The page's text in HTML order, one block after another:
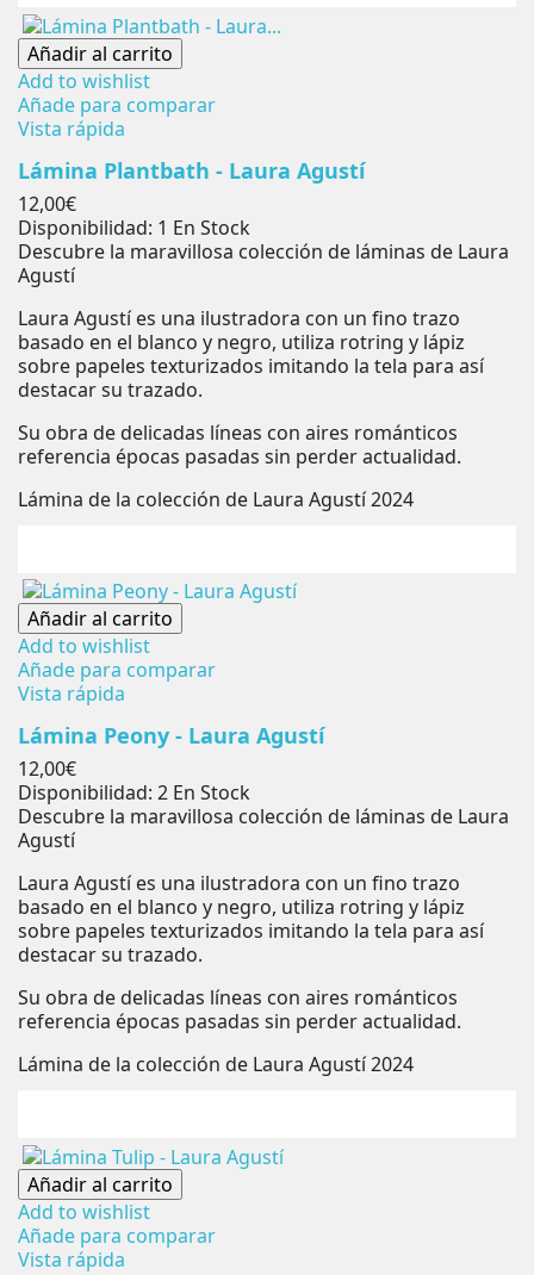
Añadir al carrito
Add to wishlist
Añade para comparar
Vista rápida
Lámina Plantbath - Laura Agustí
Precio
12,00€
Disponibilidad: 1 En Stock
Descubre la maravillosa colección de láminas de Laura
Agustí
Laura Agustí es una ilustradora con un fino trazo
basado en el blanco y negro, utiliza rotring y lápiz
sobre papeles texturizados imitando la tela para así
destacar su trazado.
Su obra de delicadas líneas con aires románticos
referencia épocas pasadas sin perder actualidad.
Lámina de la colección de Laura Agustí 2024
Añadir al carrito
Add to wishlist
Añade para comparar
Vista rápida
Lámina Peony - Laura Agustí
Precio
12,00€
Disponibilidad: 2 En Stock
Descubre la maravillosa colección de láminas de Laura
Agustí
Laura Agustí es una ilustradora con un fino trazo
basado en el blanco y negro, utiliza rotring y lápiz
sobre papeles texturizados imitando la tela para así
destacar su trazado.
Su obra de delicadas líneas con aires románticos
referencia épocas pasadas sin perder actualidad.
Lámina de la colección de Laura Agustí 2024
Añadir al carrito
Add to wishlist
Añade para comparar
Vista rápida